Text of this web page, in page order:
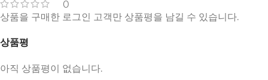
0
상품평
아직 상품평이 없습니다.
상품을 구매한 로그인 고객만 상품평을 남길 수 있습니다.